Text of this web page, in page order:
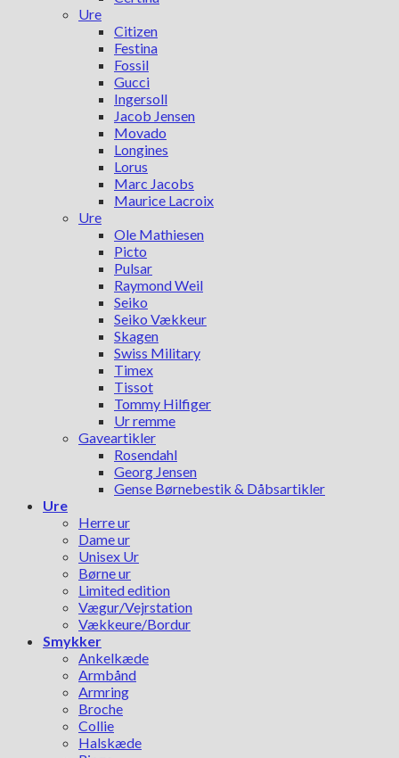
Ure
Citizen
Festina
Fossil
Gucci
Ingersoll
Jacob Jensen
Movado
Longines
Lorus
Marc Jacobs
Maurice Lacroix
Ure
Ole Mathiesen
Picto
Pulsar
Raymond Weil
Seiko
Seiko Vækkeur
Skagen
Swiss Military
Timex
Tissot
Tommy Hilfiger
Ur remme
Gaveartikler
Rosendahl
Georg Jensen
Gense Børnebestik & Dåbsartikler
Ure
Herre ur
Dame ur
Unisex Ur
Børne ur
Limited edition
Vægur/Vejrstation
Vækkeure/Bordur
Smykker
Ankelkæde
Armbånd
Armring
Broche
Collie
Halskæde